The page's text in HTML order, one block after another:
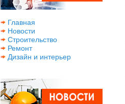
Главная
Новости
Строительство
Ремонт
Дизайн и интерьер